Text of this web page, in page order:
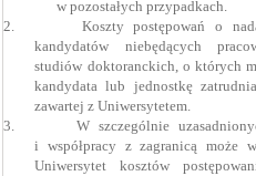
w pozostałych przypadkach.
2.
Koszty postępowań o
kandydatów niebędących
studiów doktoranckich, o których
kandydata lub jednostkę
zawartej z Uniwersytetem.
3.
W szczególnie
i współpracy z zagranicą może
Uniwersytet kosztów